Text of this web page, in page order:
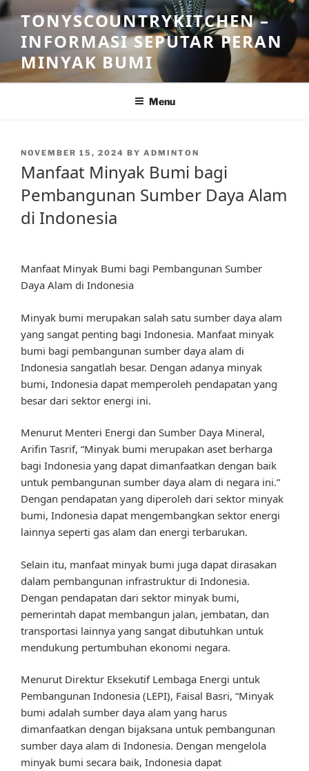
Skip
to
content
TONYSCOUNTRYKITCHEN –
INFORMASI SEPUTAR PERAN
MINYAK BUMI
Menu
POSTED
NOVEMBER 15, 2024 BY ADMINTON
Manfaat Minyak Bumi bagi
Pembangunan Sumber Daya Alam
di Indonesia
Manfaat Minyak Bumi bagi Pembangunan Sumber
Daya Alam di Indonesia
Minyak bumi merupakan salah satu sumber daya alam
yang sangat penting bagi Indonesia. Manfaat minyak
bumi bagi pembangunan sumber daya alam di
Indonesia sangatlah besar. Dengan adanya minyak
bumi, Indonesia dapat memperoleh pendapatan yang
besar dari sektor energi ini.
Menurut Menteri Energi dan Sumber Daya Mineral,
Arifin Tasrif, “Minyak bumi merupakan aset berharga
bagi Indonesia yang dapat dimanfaatkan dengan baik
untuk pembangunan sumber daya alam di negara ini.”
Dengan pendapatan yang diperoleh dari sektor minyak
bumi, Indonesia dapat mengembangkan sektor energi
lainnya seperti gas alam dan energi terbarukan.
Selain itu, manfaat minyak bumi juga dapat dirasakan
dalam pembangunan infrastruktur di Indonesia.
Dengan pendapatan dari sektor minyak bumi,
pemerintah dapat membangun jalan, jembatan, dan
transportasi lainnya yang sangat dibutuhkan untuk
mendukung pertumbuhan ekonomi negara.
Menurut Direktur Eksekutif Lembaga Energi untuk
Pembangunan Indonesia (LEPI), Faisal Basri, “Minyak
bumi adalah sumber daya alam yang harus
dimanfaatkan dengan bijaksana untuk pembangunan
sumber daya alam di Indonesia. Dengan mengelola
minyak bumi secara baik, Indonesia dapat